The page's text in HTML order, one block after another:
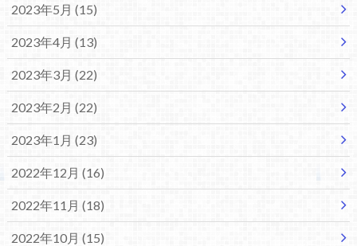
2023年5月 (15)
2023年4月 (13)
2023年3月 (22)
2023年2月 (22)
2023年1月 (23)
2022年12月 (16)
2022年11月 (18)
2022年10月 (15)